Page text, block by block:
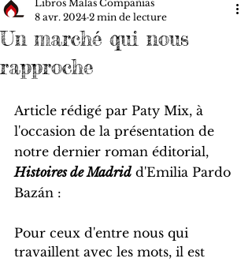
Un marché qui nous
rapproche
Libros Malas Compañías
8 avr. 2024 2 min de lecture
Article rédigé par Paty Mix, à
l'occasion de la présentation de
notre dernier roman éditorial,
Histoires de Madrid d'Emilia Pardo
Bazán :
Pour ceux d'entre nous qui
travaillent avec les mots, il est